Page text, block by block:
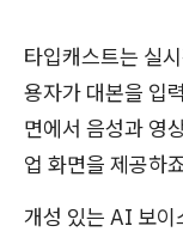
타입캐스트는 실
용자가 대본을 입
면에서 음성과 영
업 화면을 제공하
개성 있는 AI 보